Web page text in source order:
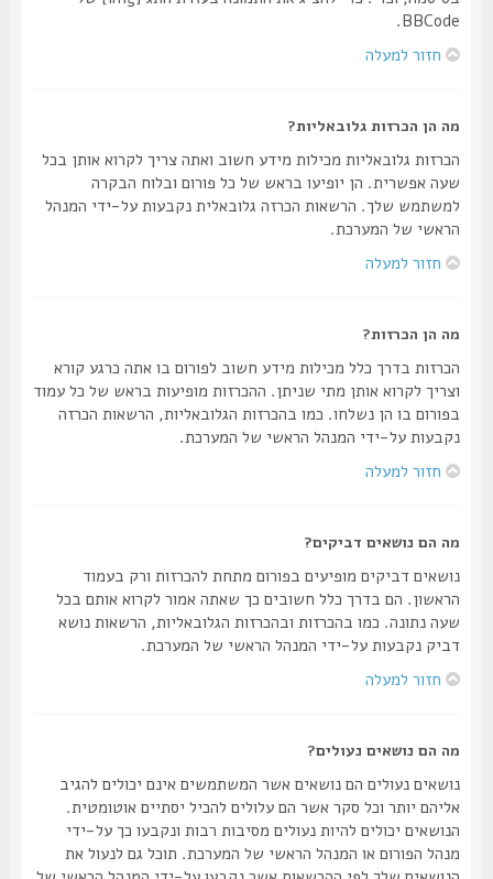
BBCode.
חזור למעלה
מה הן הכרזות גלובאליות?
הכרזות גלובאליות מכילות מידע חשוב ואתה צריך לקרוא אותן בכל
שעה אפשרית. הן יופיעו בראש של כל פורום ובלוח הבקרה
למשתמש שלך. הרשאות הכרזה גלובאלית נקבעות על-ידי המנהל
הראשי של המערכת.
חזור למעלה
מה הן הכרזות?
הכרזות בדרך כלל מכילות מידע חשוב לפורום בו אתה כרגע קורא
וצריך לקרוא אותן מתי שניתן. ההכרזות מופיעות בראש של כל עמוד
בפורום בו הן נשלחו. כמו בהכרזות הגלובאליות, הרשאות הכרזה
נקבעות על-ידי המנהל הראשי של המערכת.
חזור למעלה
מה הם נושאים דביקים?
נושאים דביקים מופיעים בפורום מתחת להכרזות ורק בעמוד
הראשון. הם בדרך כלל חשובים כך שאתה אמור לקרוא אותם בכל
שעה נתונה. כמו בהכרזות ובהכרזות הגלובאליות, הרשאות נושא
דביק נקבעות על-ידי המנהל הראשי של המערכת.
חזור למעלה
מה הם נושאים נעולים?
נושאים נעולים הם נושאים אשר המשתמשים אינם יכולים להגיב
אליהם יותר וכל סקר אשר הם עלולים להכיל יסתיים אוטומטית.
הנושאים יכולים להיות נעולים מסיבות רבות ונקבעו כך על-ידי
מנהל הפורום או המנהל הראשי של המערכת. תוכל גם לנעול את